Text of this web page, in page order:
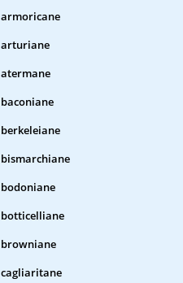
armoricane
arturiane
atermane
baconiane
berkeleiane
bismarchiane
bodoniane
botticelliane
browniane
cagliaritane